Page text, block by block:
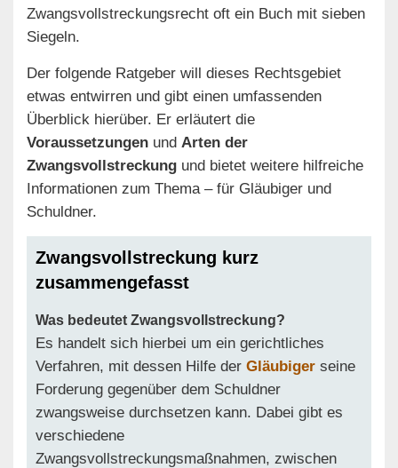
Zwangsvollstreckungsrecht oft ein Buch mit sieben
Siegeln.
Der folgende Ratgeber will dieses Rechtsgebiet
etwas entwirren und gibt einen umfassenden
Überblick hierüber. Er erläutert die
Voraussetzungen und Arten der
Zwangsvollstreckung und bietet weitere hilfreiche
Informationen zum Thema – für Gläubiger und
Schuldner.
Zwangsvollstreckung kurz
zusammengefasst
Was bedeutet Zwangsvollstreckung?
Es handelt sich hierbei um ein gerichtliches
Verfahren, mit dessen Hilfe der Gläubiger seine
Forderung gegenüber dem Schuldner
zwangsweise durchsetzen kann. Dabei gibt es
verschiedene
Zwangsvollstreckungsmaßnahmen, zwischen